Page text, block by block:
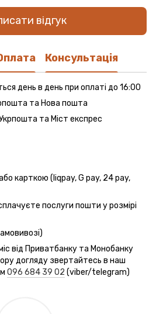
відгук
Консультація
день в день при оплаті до 16:00
та Нова пошта
та Міст експрес
карткою (liqpay, G pay, 24 pay,
послуги пошти у розмірі
від Приватбанку та Монобанку
догляду звертайтесь в наш
096 684 39 02 (viber/telegram)